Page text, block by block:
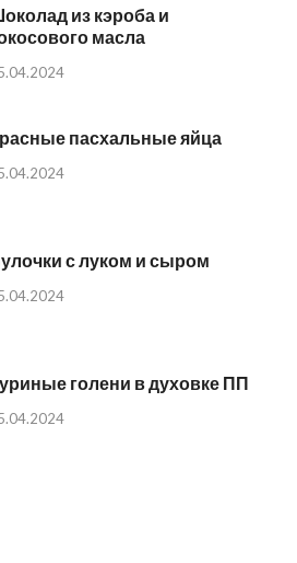
из кэроба и
масла
пасхальные яйца
с луком и сыром
голени в духовке ПП